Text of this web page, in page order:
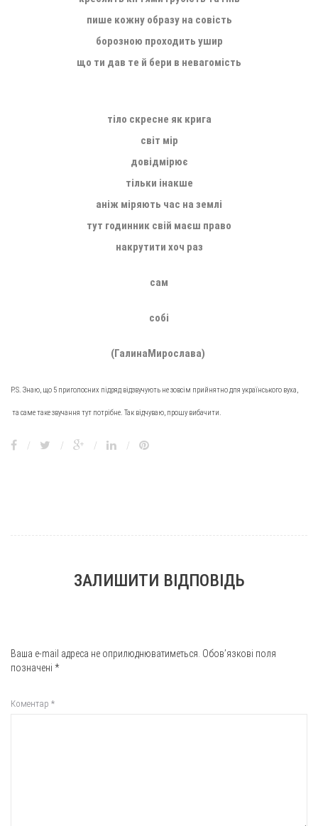
пише кожну образу на совість
борозною проходить ушир
що ти дав те й бери в невагомість
тіло скресне як крига
світ мір
довідмірює
тільки інакше
аніж міряють час на землі
тут годинник свій маєш право
накрутити хоч раз
сам
собі
(ГалинаМирослава)
P.S. Знаю, що 5 приголосних підряд відзвучують не зовсім прийнятно для українського вуха,
та саме таке звучання тут потрібне. Так відчуваю, прошу вибачити.
/ / / /
ЗАЛИШИТИ ВІДПОВІДЬ
Ваша e-mail адреса не оприлюднюватиметься. Обов’язкові поля
позначені *
Коментар *